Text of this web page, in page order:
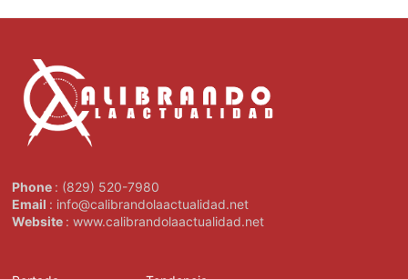
Phone : (829) 520-7980
Email : info@calibrandolaactualidad.net
Website : www.calibrandolaactualidad.net